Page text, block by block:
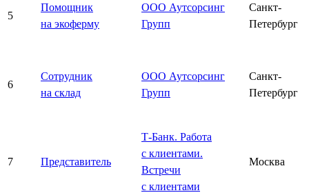
5
Помощник
на экоферму
ООО Аутсорсинг
Групп
Санкт-
Петербург
6
Сотрудник
на склад
ООО Аутсорсинг
Групп
Санкт-
Петербург
7 Представитель
Т-Банк. Работа
с клиентами.
Встречи
с клиентами
Москва